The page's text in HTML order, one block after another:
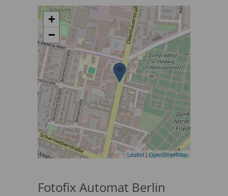
+
−
Leaflet | OpenStreetMap
Fotofix Automat Berlin